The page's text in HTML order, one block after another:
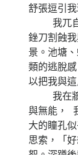
舒張逗引
我兀自癱
銼刀割蝕
景。池塘
類的逃脫
以把我與
我在牆上
與無能，
大的瞳孔
思索，「